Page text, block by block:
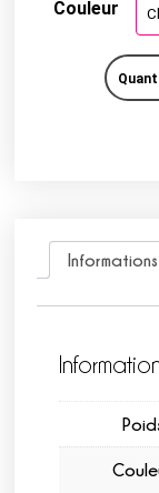
Couleur